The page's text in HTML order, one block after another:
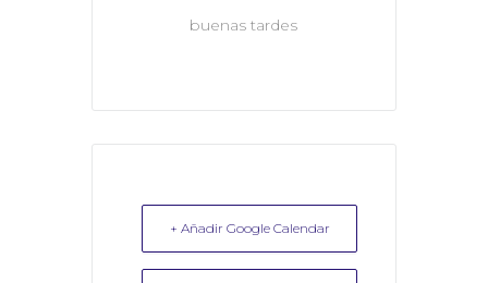
buenas tardes
+ Añadir Google Calendar